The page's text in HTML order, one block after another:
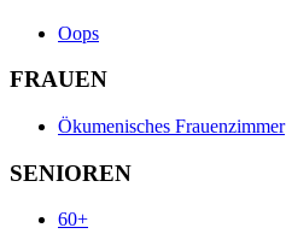
Oops
FRAUEN
Ökumenisches Frauenzimmer
SENIOREN
60+